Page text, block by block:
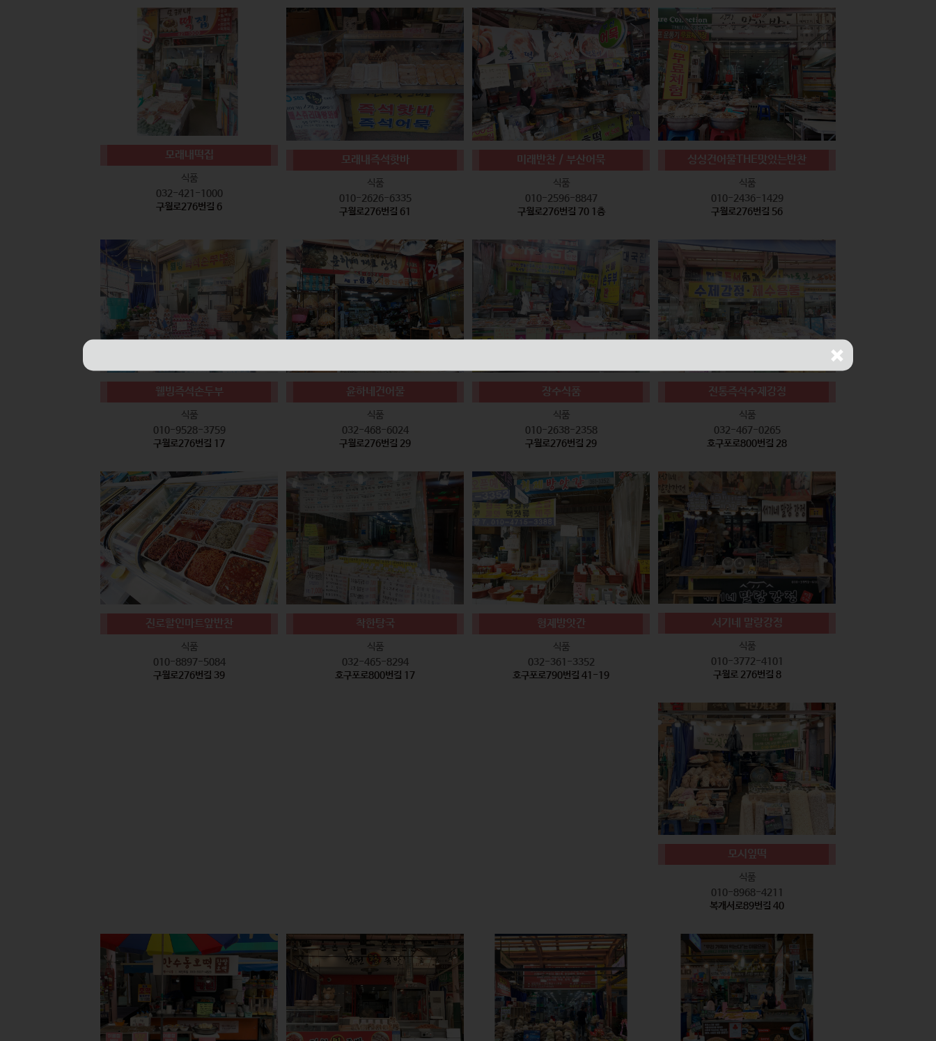
모래내떡집
식품
032-421-1000
구월로276번길 6
모래내즉석핫바
식품
010-2626-6335
구월로276번길 61
미래반찬 / 부산어묵
식품
010-2596-8847
구월로276번길 70 1층
싱싱건어물THE맛있는반찬
식품
010-2436-1429
구월로276번길 56
웰빙즉석손두부
식품
010-9528-3759
구월로276번길 17
윤하네건어물
식품
032-468-6024
구월로276번길 29
장수식품
식품
010-2638-2358
구월로276번길 29
전통즉석수제강정
식품
032-467-0265
호구포로800번길 28
진로할인마트앞반찬
식품
010-8897-5084
구월로276번길 39
착한탕국
식품
032-465-8294
호구포로800번길 17
형제방앗간
식품
032-361-3352
호구포로790번길 41-19
서기네 말랑강정
식품
010-3772-4101
구월로 276번길 8
모시잎떡
식품
010-8968-4211
복개서로89번길 40